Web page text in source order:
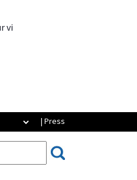
vi
| Press